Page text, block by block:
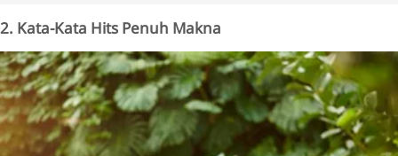
2. Kata-Kata Hits Penuh Makna